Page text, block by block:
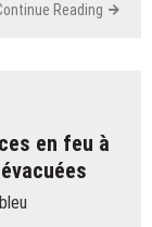
Reading
en feu à